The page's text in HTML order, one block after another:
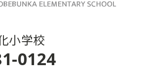
小学校
0124